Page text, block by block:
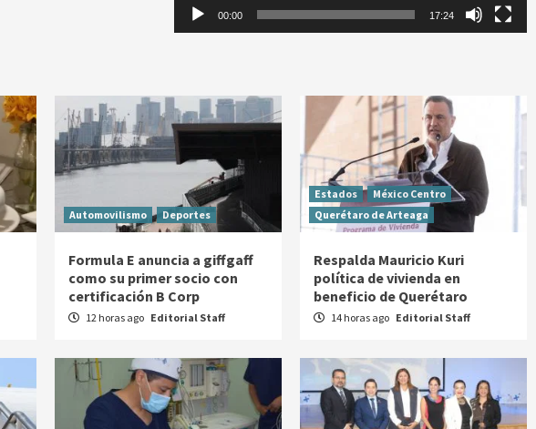
00:00 17:24
Automovilismo Deportes
Formula E anuncia a giffgaff
como su primer socio con
certificación B Corp
12 horas ago Editorial Staff
Estados
México Centro
Querétaro de Arteaga
Respalda Mauricio Kuri
política de vivienda en
beneficio de Querétaro
14 horas ago Editorial Staff